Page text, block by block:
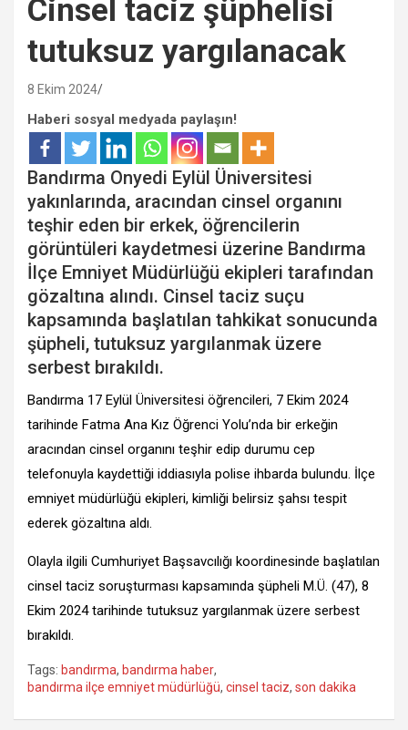
Cinsel taciz şüphelisi
tutuksuz yargılanacak
8 Ekim 2024
Haberi sosyal medyada paylaşın!
Bandırma Onyedi Eylül Üniversitesi
yakınlarında, aracından cinsel organını
teşhir eden bir erkek, öğrencilerin
görüntüleri kaydetmesi üzerine Bandırma
İlçe Emniyet Müdürlüğü ekipleri tarafından
gözaltına alındı. Cinsel taciz suçu
kapsamında başlatılan tahkikat sonucunda
şüpheli, tutuksuz yargılanmak üzere
serbest bırakıldı.
Bandırma 17 Eylül Üniversitesi öğrencileri, 7 Ekim 2024
tarihinde Fatma Ana Kız Öğrenci Yolu’nda bir erkeğin
aracından cinsel organını teşhir edip durumu cep
telefonuyla kaydettiği iddiasıyla polise ihbarda bulundu. İlçe
emniyet müdürlüğü ekipleri, kimliği belirsiz şahsı tespit
ederek gözaltına aldı.
Olayla ilgili Cumhuriyet Başsavcılığı koordinesinde başlatılan
cinsel taciz soruşturması kapsamında şüpheli M.Ü. (47), 8
Ekim 2024 tarihinde tutuksuz yargılanmak üzere serbest
bırakıldı.
Tags: bandırma, bandırma haber,
bandırma ilçe emniyet müdürlüğü, cinsel taciz, son dakika